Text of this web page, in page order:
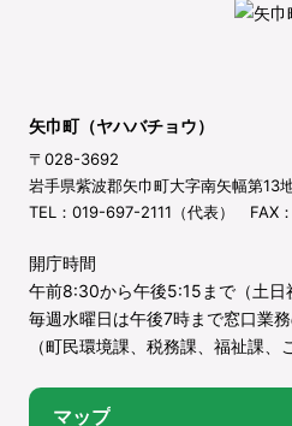
矢巾町（ヤハバチョウ）
〒028-3692
岩手県紫波郡矢巾町大字南矢幅第13
TEL：019-697-2111（代表） FAX
開庁時間
午前8:30から午後5:15まで（土日
毎週水曜日は午後7時まで窓口業
（町民環境課、税務課、福祉課、
マップ